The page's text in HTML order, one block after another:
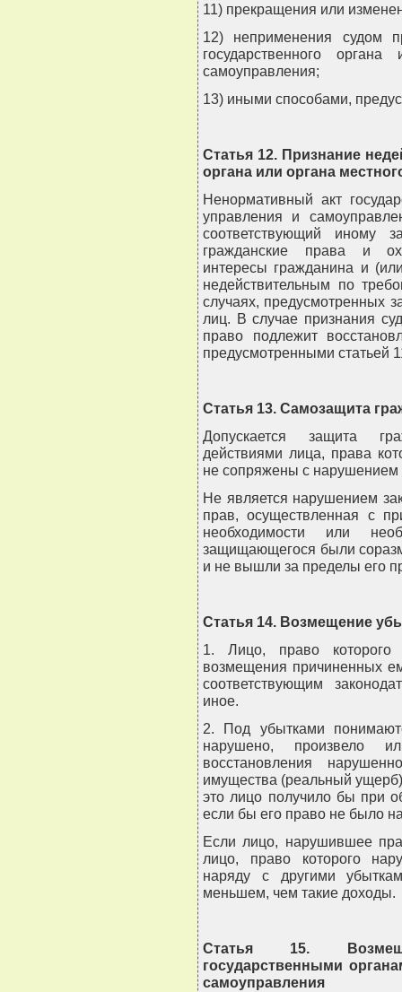
11) прекращения или
12) неприменения судом
государственного
самоуправления;
13) иными способами,
Статья 12. Признание
органа или органа
Ненормативный акт
управления и
соответствующий иному
гражданские права и
интересы гражданина и
недействительным по
случаях, предусмотренных
лиц. В случае признания
право подлежит
предусмотренными статьей
Статья 13. Самозащита
Допускается защита
действиями лица, права
не сопряжены с нарушением
Не является нарушением
прав, осуществленная с
необходимости или
защищающегося были
и не вышли за пределы его
Статья 14. Возмещение
1. Лицо, право которого
возмещения причиненных
соответствующим
иное.
2. Под убытками
нарушено, произвело
восстановления
имущества (реальный
это лицо получило бы при
если бы его право не было
Если лицо, нарушившее
лицо, право которого
наряду с другими
меньшем, чем такие доходы.
Статья 15.
государственными
самоуправления